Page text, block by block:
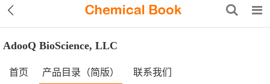
AdooQ BioScience, LLC
首页 产品目录（简版） 联系我们